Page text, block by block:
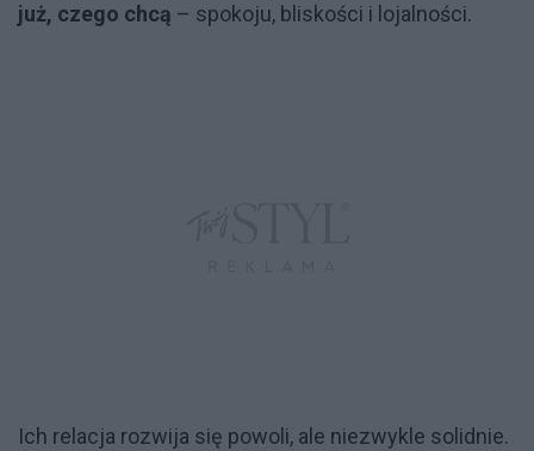
już, czego chcą – spokoju, bliskości i lojalności.
Ich relacja rozwija się powoli, ale niezwykle solidnie.